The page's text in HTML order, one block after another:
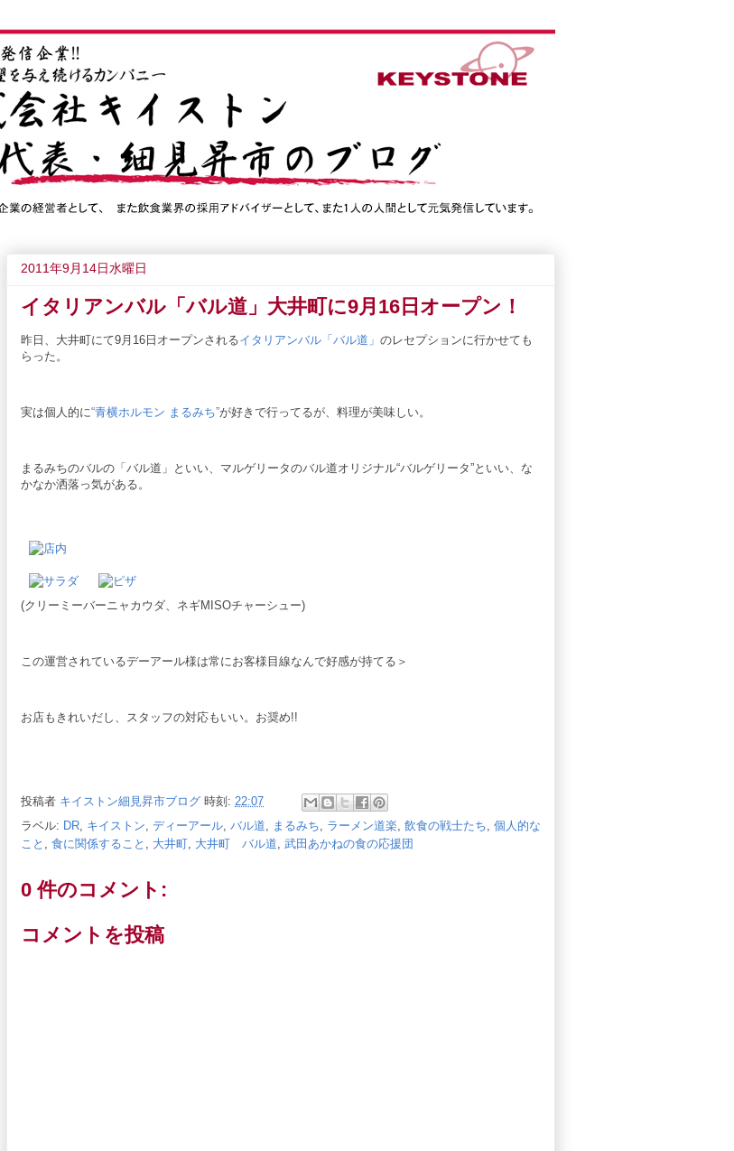
2011年9月14日水曜日
イタリアンバル「バル道」大井町に9月16日オープン！
昨日、大井町にて9月16日オープンされるイタリアンバル「バル道」 のレセプションに行かせても
らった。
実は個人的に“青横ホルモン まるみち”が好きで行ってるが、料理が美味しい。
まるみちのバルの「バル道」といい、マルゲリータのバル道オリジナル“バルゲリータ”といい、な
かなか洒落っ気がある。
(クリーミーバーニャカウダ、ネギMISOチャーシュー)
この運営されているデーアール様は常にお客様目線なんで好感が持てる＞
お店もきれいだし、スタッフの対応もいい。お奨め!!
投稿者 キイストン細見昇市ブログ 時刻: 22:07
ラベル: DR, キイストン, ディーアール, バル道, まるみち, ラーメン道楽, 飲食の戦士たち, 個人的な
こと , 食に関係すること , 大井町, 大井町 バル道, 武田あかねの食の応援団
0 件のコメント:
コメントを投稿